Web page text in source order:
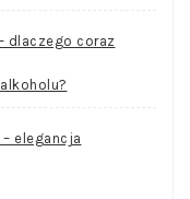
dlaczego coraz
elegancja